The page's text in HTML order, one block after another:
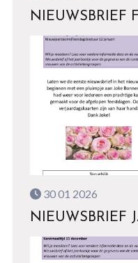
NIEUWSBRIEF
30 01 2026
NIEUWSBRIEF